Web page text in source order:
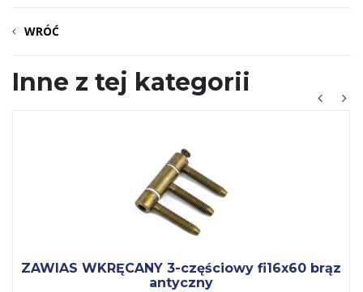
WRÓĆ
Inne z tej kategorii
ZAWIAS WKRĘCANY 3-częściowy fi16x60 brąz
antyczny